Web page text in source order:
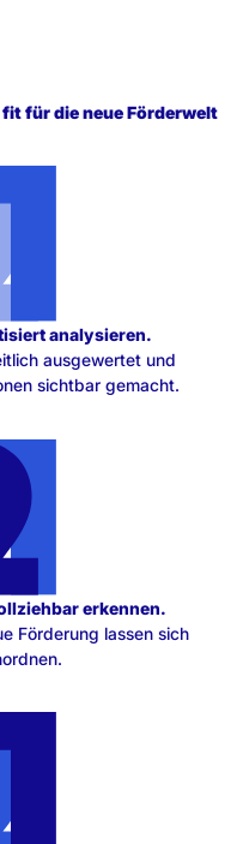
für die neue Förderwelt
analysieren.
ausgewertet und
sichtbar gemacht.
erkennen.
Förderung lassen sich